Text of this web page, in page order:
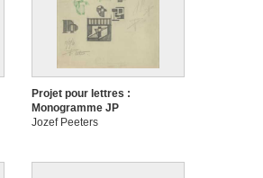
Projet pour lettres :
Monogramme JP
Jozef Peeters